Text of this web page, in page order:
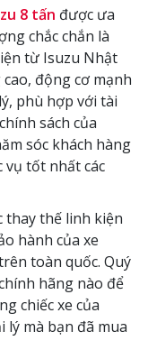
8 tấn được ưa
chắc chắn là
từ Isuzu Nhật
động cơ mạnh
phù hợp với tài
sách của
sóc khách hàng
vụ tốt nhất các
thay thế linh kiện
hành của xe
toàn quốc. Quý
hãng nào để
chiếc xe của
lý mà bạn đã mua